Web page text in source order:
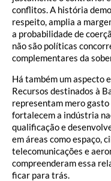
conflitos. A história
respeito, amplia a
a probabilidade de
não são políticas
complementares da
Há também um aspecto
Recursos destinados à
representam mero
fortalecem a indústria
qualificação e
em áreas como espaço,
telecomunicações e
compreenderam essa
ficar para trás.